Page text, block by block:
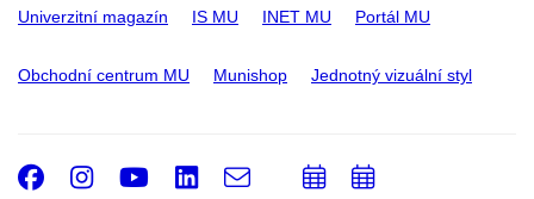
Univerzitní magazín IS MU INET MU Portál MU
Obchodní centrum MU Munishop Jednotný vizuální styl
Facebook
Instagram
Youtube
LinkedIn
e-
PřidatPřidat